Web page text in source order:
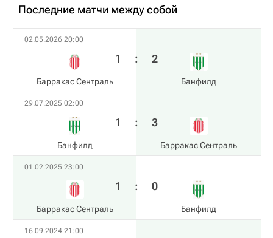
Последние матчи между собой
02.05.2026 20:00
Барракас Сентраль
1 : 2
Банфилд
29.07.2025 02:00
Банфилд
1 : 3
Барракас Сентраль
01.02.2025 23:00
Барракас Сентраль
1 : 0
Банфилд
16.09.2024 21:00